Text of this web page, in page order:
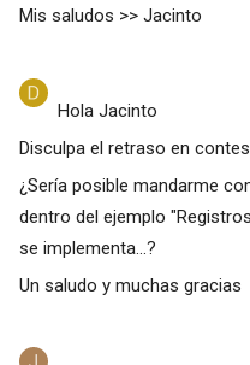
Mis saludos >> Jacinto
Hola Jacinto
Disculpa el retraso en
¿Sería posible mandarme
dentro del ejemplo
se implementa...?
Un saludo y muchas gracias